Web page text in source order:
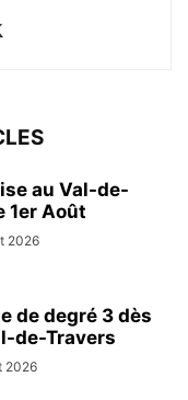
au Val-de-
1er Août
2026
de degré 3 dès
de-Travers
2026